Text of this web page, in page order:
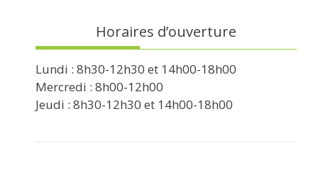
Horaires d’ouverture
Lundi : 8h30-12h30 et 14h00-18h00
Mercredi : 8h00-12h00
Jeudi : 8h30-12h30 et 14h00-18h00